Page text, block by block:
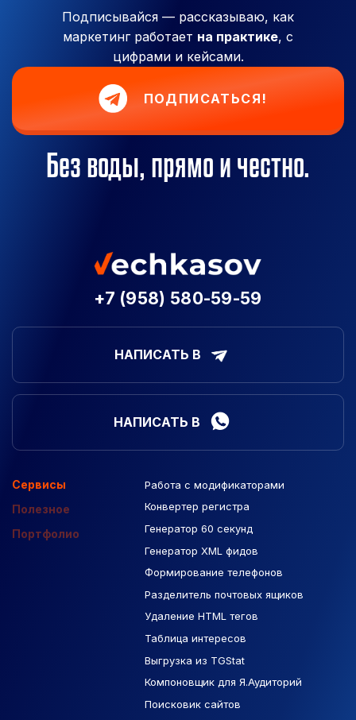
Подписывайся — рассказываю, как
маркетинг работает на практике, с
цифрами и кейсами.
ПОДПИСАТЬСЯ!
Без воды, прямо и честно.
+7 (958) 580-59-59
НАПИСАТЬ В
НАПИСАТЬ В
Сервисы
Полезное
Портфолио
Работа с модификаторами
Конвертер регистра
Генератор 60 секунд
Генератор XML фидов
Формирование телефонов
Разделитель почтовых ящиков
Удаление HTML тегов
Таблица интересов
Выгрузка из TGStat
Компоновщик для Я.Аудиторий
Поисковик сайтов
Подборка сайтов
Макеты Figma
База Яндекс Карты
РСЯ площадки
Созданные сайты
Контекстная реклама